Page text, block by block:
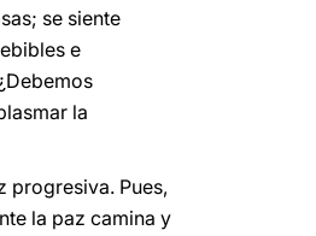
se siente
e
la
progresiva. Pues,
la paz camina y